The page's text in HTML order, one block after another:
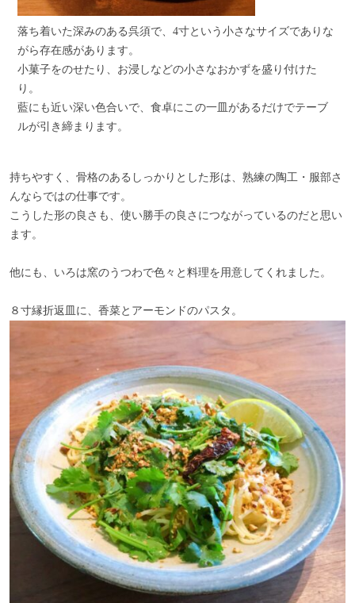
落ち着いた深みのある呉須で、4寸という小さなサイズでありな
がら存在感があります。
小菓子をのせたり、お浸しなどの小さなおかずを盛り付けた
り。
藍にも近い深い色合いで、食卓にこの一皿があるだけでテーブ
ルが引き締まります。
持ちやすく、骨格のあるしっかりとした形は、熟練の陶工・服部さ
んならではの仕事です。
こうした形の良さも、使い勝手の良さにつながっているのだと思い
ます。
他にも、いろは窯のうつわで色々と料理を用意してくれました。
８寸縁折返皿に、香菜とアーモンドのパスタ。